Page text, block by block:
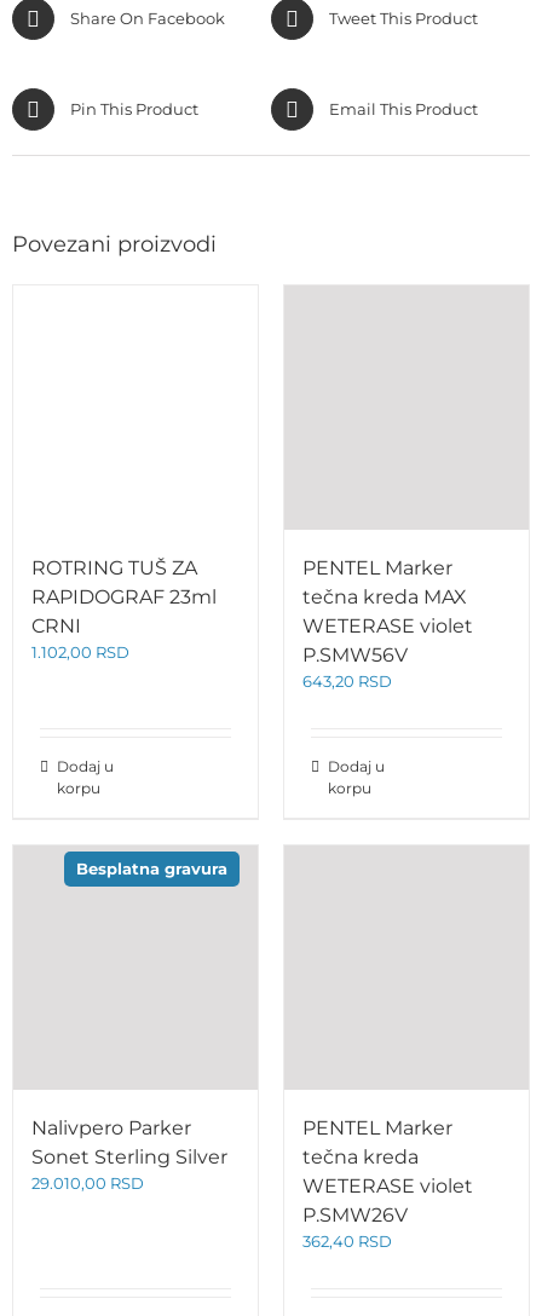
Share On Facebook Tweet This Product
Pin This Product Email This Product
Povezani proizvodi
ROTRING TUŠ ZA
RAPIDOGRAF 23ml
CRNI
1.102,00 RSD
Dodaj u
korpu
PENTEL Marker
tečna kreda MAX
WETERASE violet
P.SMW56V
643,20 RSD
Dodaj u
korpu
Besplatna gravura
Nalivpero Parker
Sonet Sterling Silver
29.010,00 RSD
PENTEL Marker
tečna kreda
WETERASE violet
P.SMW26V
362,40 RSD